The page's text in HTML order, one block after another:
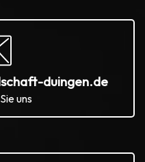
duingen.de
uns